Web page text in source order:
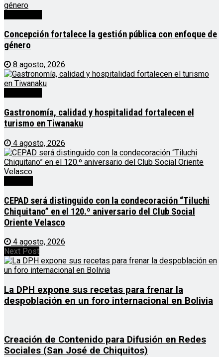
Concepción fortalece la gestión pública con enfoque de
género
8 agosto, 2026
Gastronomía, calidad y hospitalidad fortalecen el
turismo en Tiwanaku
4 agosto, 2026
CEPAD será distinguido con la condecoración “Tiluchi
Chiquitano” en el 120.º aniversario del Club Social
Oriente Velasco
4 agosto, 2026
Next Post
La DPH expone sus recetas para frenar la
despoblación en un foro internacional en Bolivia
Creación de Contenido para Difusión en Redes
Sociales (San José de Chiquitos)